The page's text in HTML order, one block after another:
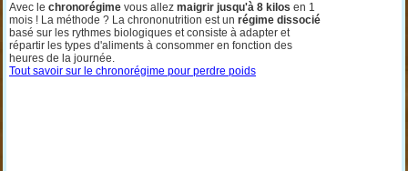
Avec le chronorégimevous allezmaigrir jusqu'à 8 kilos en 1
mois ! La méthode ? La chrononutrition est un régime dissocié
basé sur les rythmes biologiques et consiste à adapter et
répartir les types d'aliments à consommer en fonction des
heures de la journée.
Tout savoir sur le chronorégime pour perdre poids